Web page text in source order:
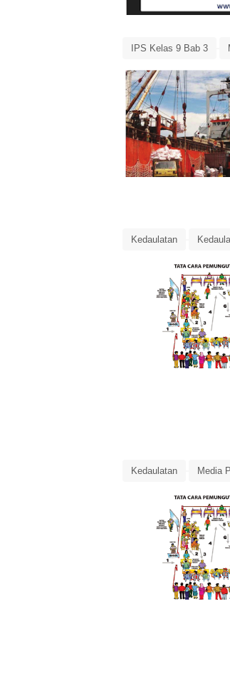
IPS Kelas 9 Bab 3
Ringkasan Materi
Kedaulatan
Rangkuman Materi
Ringkasan Materi
Kedaulatan Media
Ringkasan Materi